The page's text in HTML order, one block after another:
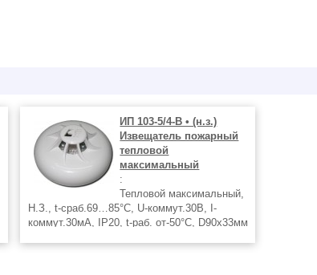
ИП 103-5/4-В • (н.з.)
Извещатель пожарный
тепловой
максимальный
:
Тепловой максимальный,
Н.З., t-сраб.69…85°С, U-коммут.30В, I-
коммут.30мА, IP20, t-раб. от-50°С, D90х33мм